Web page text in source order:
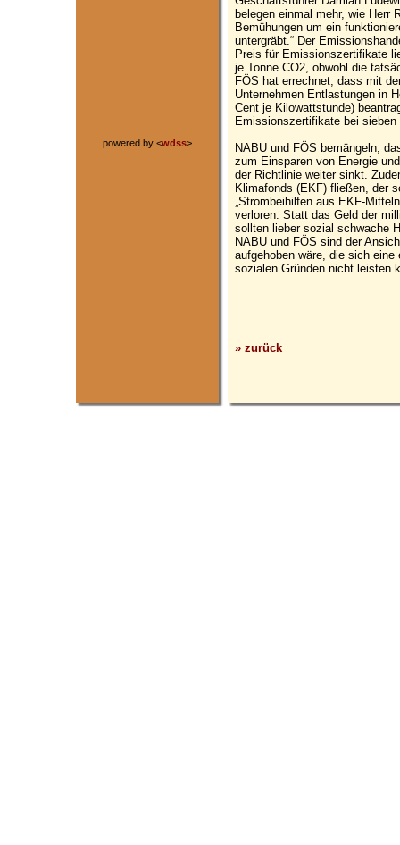
powered by <wdss>
belegen einmal mehr, wie Herr
Bemühungen um ein
untergräbt.“ Der
Preis für Emissionszertifikate
je Tonne CO2, obwohl die
FÖS hat errechnet, dass mit
Unternehmen Entlastungen in
Cent je Kilowattstunde)
Emissionszertifikate bei
NABU und FÖS bemängeln,
zum Einsparen von Energie
der Richtlinie weiter sinkt.
Klimafonds (EKF) fließen, der
„Strombeihilfen aus EKF-
verloren. Statt das Geld der
sollten lieber sozial schwache
NABU und FÖS sind der
aufgehoben wäre, die sich
sozialen Gründen nicht leisten
» zurück